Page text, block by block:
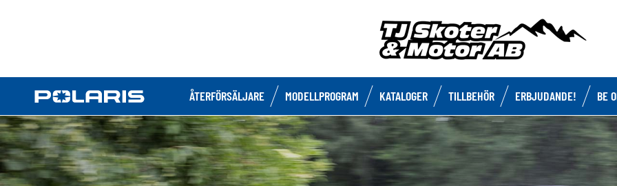
ÅTERFÖRSÄLJARE MODELLPROGRAM KATALOGER TILLBEHÖR ERBJUDANDE! BE